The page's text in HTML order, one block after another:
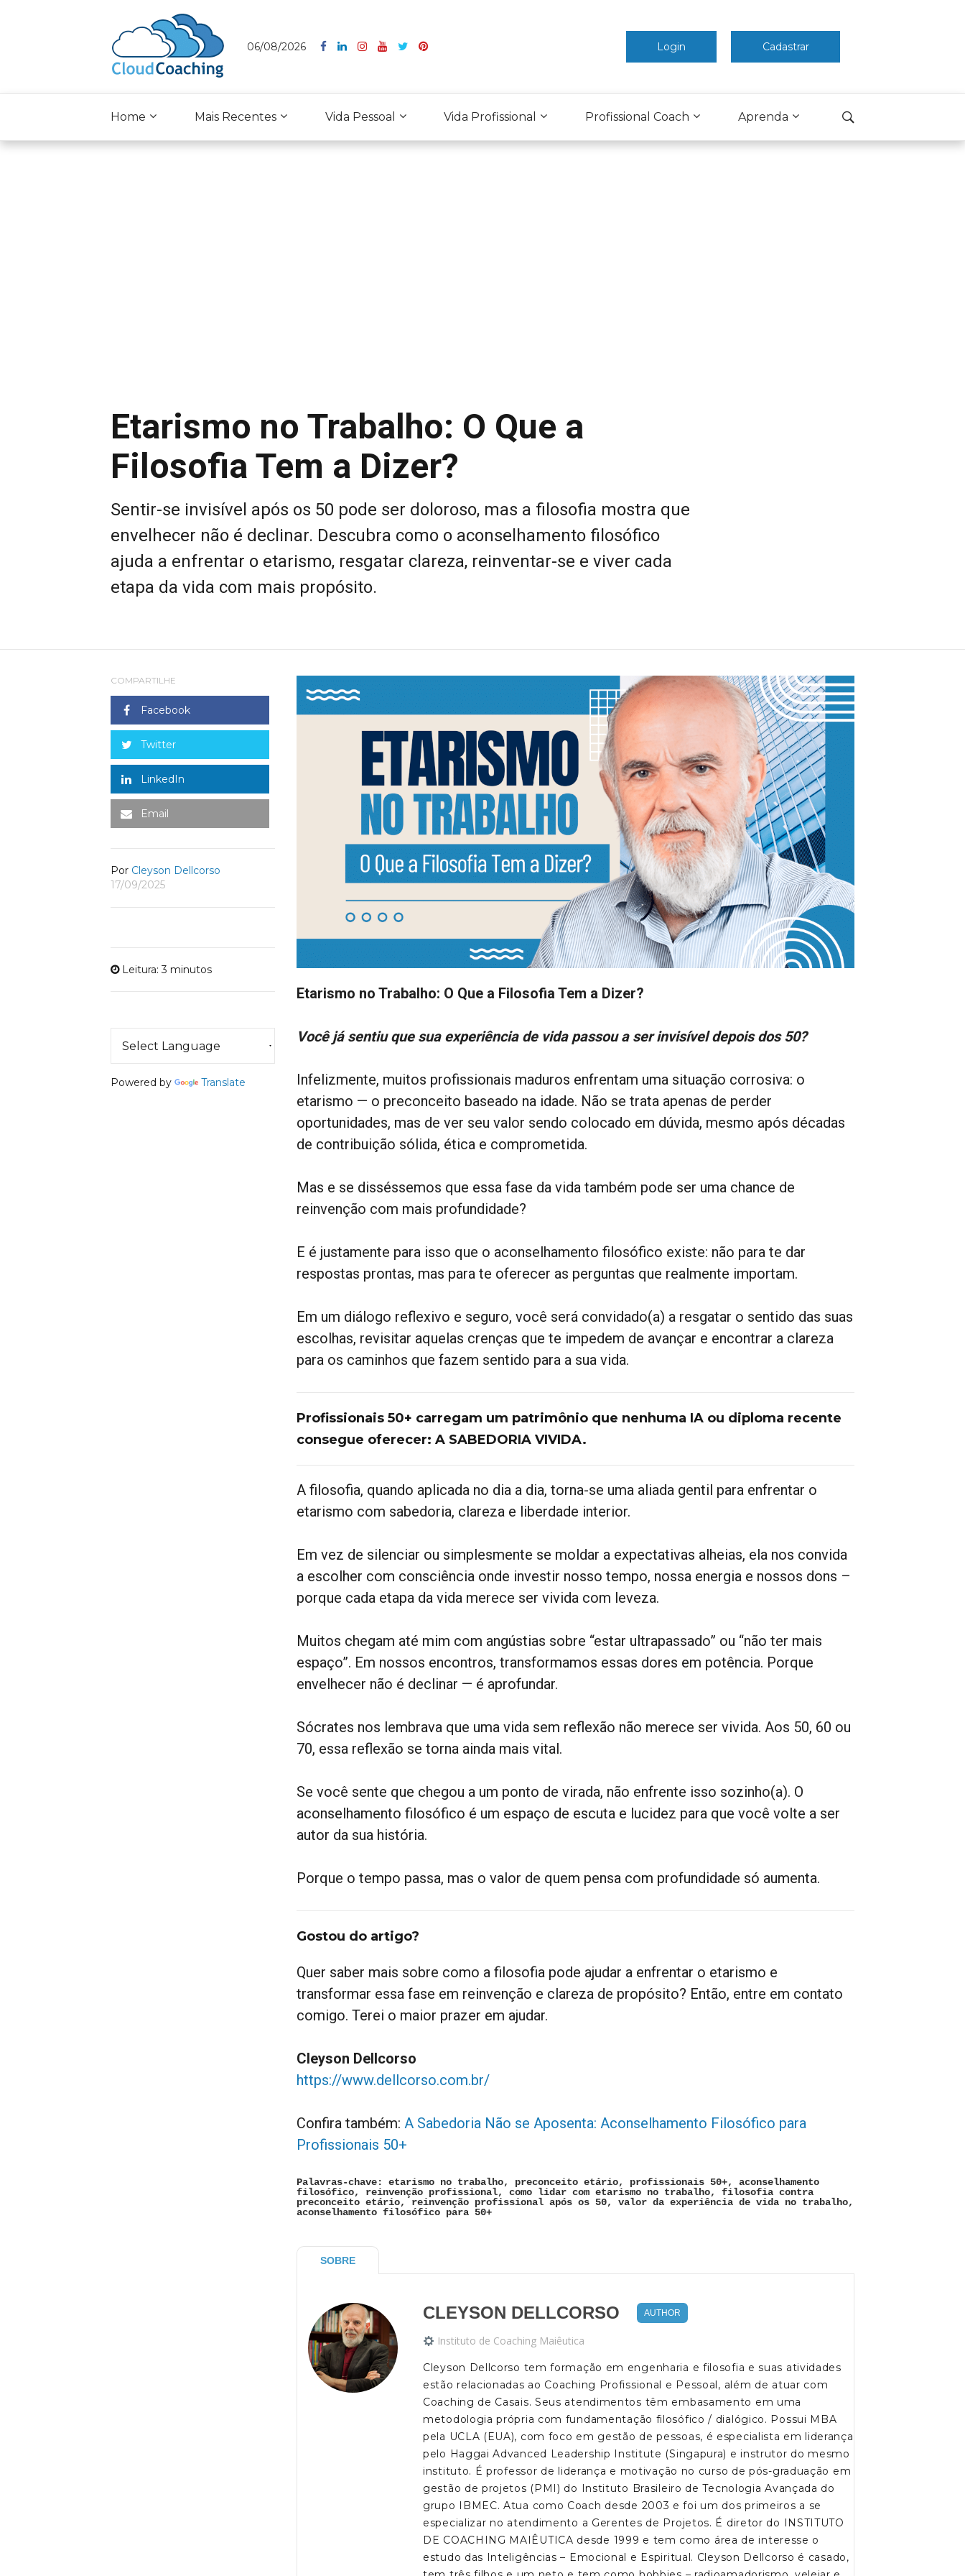
06/08/2026 Login Cadastrar
Home Mais Recentes Vida Pessoal Vida Profissional Profissional Coach Aprenda
Etarismo no Trabalho: O Que a
Filosofia Tem a Dizer?
Sentir-se invisível após os 50 pode ser doloroso, mas a filosofia mostra que
envelhecer não é declinar. Descubra como o aconselhamento filosófico
ajuda a enfrentar o etarismo, resgatar clareza, reinventar-se e viver cada
etapa da vida com mais propósito.
COMPARTILHE
Facebook
Twitter
LinkedIn
Email
Por Cleyson Dellcorso
17/09/2025
Leitura: 3 minutos
Powered by Translate
Etarismo no Trabalho: O Que a Filosofia Tem a Dizer?
Você já sentiu que sua experiência de vida passou a ser invisível depois dos 50?
Infelizmente, muitos profissionais maduros enfrentam uma situação corrosiva: o
etarismo — o preconceito baseado na idade. Não se trata apenas de perder
oportunidades, mas de ver seu valor sendo colocado em dúvida, mesmo após décadas
de contribuição sólida, ética e comprometida.
Mas e se disséssemos que essa fase da vida também pode ser uma chance de
reinvenção com mais profundidade?
E é justamente para isso que o aconselhamento filosófico existe: não para te dar
respostas prontas, mas para te oferecer as perguntas que realmente importam.
Em um diálogo reflexivo e seguro, você será convidado(a) a resgatar o sentido das suas
escolhas, revisitar aquelas crenças que te impedem de avançar e encontrar a clareza
para os caminhos que fazem sentido para a sua vida.
Profissionais 50+ carregam um patrimônio que nenhuma IA ou diploma recente
consegue oferecer: A SABEDORIA VIVIDA.
A filosofia, quando aplicada no dia a dia, torna-se uma aliada gentil para enfrentar o
etarismo com sabedoria, clareza e liberdade interior.
Em vez de silenciar ou simplesmente se moldar a expectativas alheias, ela nos convida
a escolher com consciência onde investir nosso tempo, nossa energia e nossos dons –
porque cada etapa da vida merece ser vivida com leveza.
Muitos chegam até mim com angústias sobre “estar ultrapassado” ou “não ter mais
espaço”. Em nossos encontros, transformamos essas dores em potência. Porque
envelhecer não é declinar — é aprofundar.
Sócrates nos lembrava que uma vida sem reflexão não merece ser vivida. Aos 50, 60 ou
70, essa reflexão se torna ainda mais vital.
Se você sente que chegou a um ponto de virada, não enfrente isso sozinho(a). O
aconselhamento filosófico é um espaço de escuta e lucidez para que você volte a ser
autor da sua história.
Porque o tempo passa, mas o valor de quem pensa com profundidade só aumenta.
Gostou do artigo?
Quer saber mais sobre como a filosofia pode ajudar a enfrentar o etarismo e
transformar essa fase em reinvenção e clareza de propósito? Então, entre em contato
comigo. Terei o maior prazer em ajudar.
Cleyson Dellcorso
https://www.dellcorso.com.br/
Confira também: A Sabedoria Não se Aposenta: Aconselhamento Filosófico para
Profissionais 50+
Palavras-chave: etarismo no trabalho, preconceito etário, profissionais 50+, aconselhamento
filosófico, reinvenção profissional, como lidar com etarismo no trabalho, filosofia contra
preconceito etário, reinvenção profissional após os 50, valor da experiência de vida no trabalho,
aconselhamento filosófico para 50+
SOBRE
CLEYSON DELLCORSO AUTHOR
Instituto de Coaching Maiêutica
Cleyson Dellcorso tem formação em engenharia e filosofia e suas atividades
estão relacionadas ao Coaching Profissional e Pessoal, além de atuar com
Coaching de Casais. Seus atendimentos têm embasamento em uma
metodologia própria com fundamentação filosófico / dialógico. Possui MBA
pela UCLA (EUA), com foco em gestão de pessoas, é especialista em liderança
pelo Haggai Advanced Leadership Institute (Singapura) e instrutor do mesmo
instituto. É professor de liderança e motivação no curso de pós-graduação em
gestão de projetos (PMI) do Instituto Brasileiro de Tecnologia Avançada do
grupo IBMEC. Atua como Coach desde 2003 e foi um dos primeiros a se
especializar no atendimento a Gerentes de Projetos. É diretor do INSTITUTO
DE COACHING MAIÊUTICA desde 1999 e tem como área de interesse o
estudo das Inteligências – Emocional e Espiritual. Cleyson Dellcorso é casado,